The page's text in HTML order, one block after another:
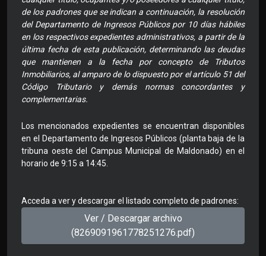
de los padrones que se indican a continuación, la resolución
del Departamento de Ingresos Públicos por 10 días hábiles
en los respectivos expedientes administrativos, a partir de la
última fecha de esta publicación, determinando las deudas
que mantienen a la fecha por concepto de Tributos
Inmobiliarios, al amparo de lo dispuesto por el artículo 51 del
Código Tributario y demás normas concordantes y
complementarias.
Los mencionados expedientes se encuentran disponibles
en el Departamento de Ingresos Públicos (planta baja de la
tribuna oeste del Campus Municipal de Maldonado) en el
horario de 9:15 a 14:45.
Acceda a ver y descargar el listado completo de padrones:
Ver / Descargar archivo
(8269091961778251276.pdf)